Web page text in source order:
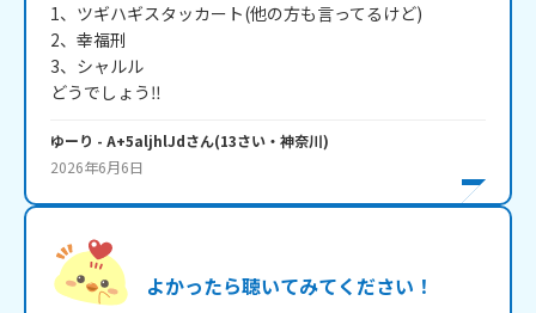
1、ツギハギスタッカート(他の方も言ってるけど)
2、幸福刑
3、シャルル
どうでしょう‼️
ゆーり - A+5aljhlJdさん(13さい・ 神奈川)
2026年6月6日
よかったら聴いてみてください！